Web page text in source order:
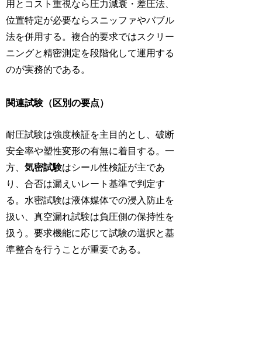
用とコスト重視なら圧力減衰・差圧法、
位置特定が必要ならスニッファやバブル
法を併用する。複合的要求ではスクリー
ニングと精密測定を段階化して運用する
のが実務的である。
関連試験（区別の要点）
耐圧試験は強度検証を主目的とし、破断
安全率や塑性変形の有無に着目する。一
方、気密試験はシール性検証が主であ
り、合否は漏えいレート基準で判定す
る。水密試験は液体媒体での浸入防止を
扱い、真空漏れ試験は負圧側の保持性を
扱う。要求機能に応じて試験の選択と基
準整合を行うことが重要である。